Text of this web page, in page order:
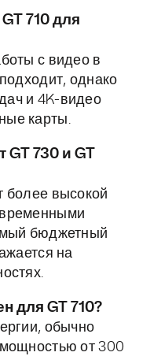
710 для
с видео в
однако
и 4K-видео
карты.
GT 730 и GT
более высокой
бюджетный
на
для GT 710?
обычно
от 300